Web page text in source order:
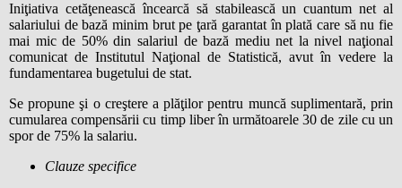
Iniţiativa cetăţenească încearcă să stabilească un cuantum net al
salariului de bază minim brut pe ţară garantat în plată care să nu fie
mai mic de 50% din salariul de bază mediu net la nivel naţional
comunicat de Institutul Naţional de Statistică, avut în vedere la
fundamentarea bugetului de stat.
Se propune şi o creştere a plăţilor pentru muncă suplimentară, prin
cumularea compensării cu timp liber în următoarele 30 de zile cu un
spor de 75% la salariu.
Clauze specifice